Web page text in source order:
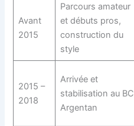
Avant
2015
Parcours amateur
et débuts pros,
construction du
style
2015 –
2018
Arrivée et
stabilisation au BC
Argentan